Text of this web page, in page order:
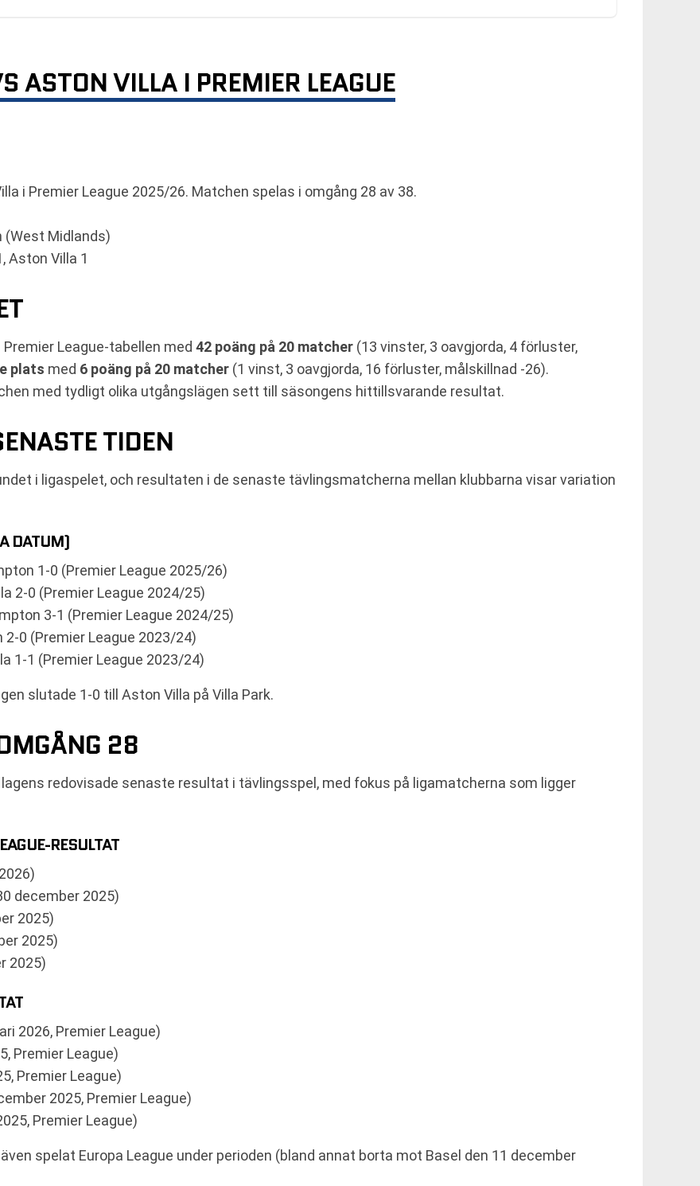
ASTON VILLA I PREMIER LEAGUE
i Premier League 2025/26. Matchen spelas i omgång 28 av 38.
(West Midlands)
Aston Villa 1
Premier League-tabellen med 42 poäng på 20 matcher (13 vinster, 3 oavgjorda, 4 förluster,
plats med 6 poäng på 20 matcher (1 vinst, 3 oavgjorda, 16 förluster, målskillnad -26).
med tydligt olika utgångslägen sett till säsongens hittillsvarande resultat.
TIDEN
i ligaspelet, och resultaten i de senaste tävlingsmatcherna mellan klubbarna visar variation
DATUM)
1-0 (Premier League 2025/26)
2-0 (Premier League 2024/25)
3-1 (Premier League 2024/25)
0 (Premier League 2023/24)
1-1 (Premier League 2023/24)
slutade 1-0 till Aston Villa på Villa Park.
28
redovisade senaste resultat i tävlingsspel, med fokus på ligamatcherna som ligger
RESULTAT
december 2025)
2025)
2025)
2025)
2026, Premier League)
Premier League)
Premier League)
2025, Premier League)
Premier League)
spelat Europa League under perioden (bland annat borta mot Basel den 11 december